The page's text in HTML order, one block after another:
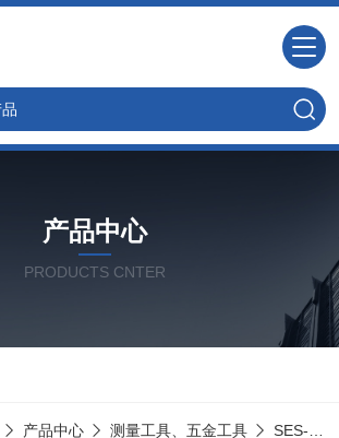
产品中心
PRODUCTS CNTER
产品中心 测量工具、五金工具 SES-STERLING斯特林